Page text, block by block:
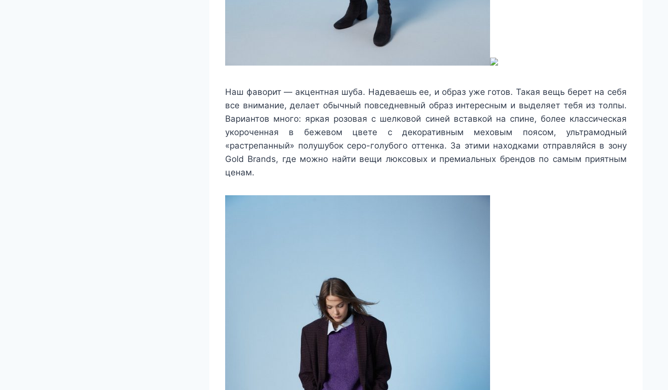
Наш фаворит — акцентная шуба. Надеваешь ее, и образ уже готов. Такая вещь берет на себя
все внимание, делает обычный повседневный образ интересным и выделяет тебя из толпы.
Вариантов много: яркая розовая с шелковой синей вставкой на спине, более классическая
укороченная в бежевом цвете с декоративным меховым поясом, ультрамодный
«растрепанный» полушубок серо-голубого оттенка. За этими находками отправляйся в зону
Gold Brands, где можно найти вещи люксовых и премиальных брендов по самым приятным
ценам.